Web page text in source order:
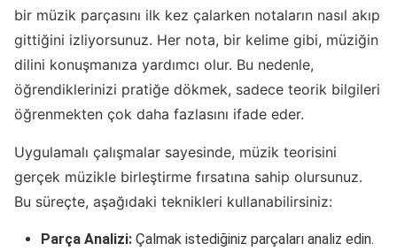
bir müzik parçasını ilk kez çalarken notaların nasıl akıp
gittiğini izliyorsunuz. Her nota, bir kelime gibi, müziğin
dilini konuşmanıza yardımcı olur. Bu nedenle,
öğrendiklerinizi pratiğe dökmek, sadece teorik bilgileri
öğrenmekten çok daha fazlasını ifade eder.
Uygulamalı çalışmalar sayesinde, müzik teorisini
gerçek müzikle birleştirme fırsatına sahip olursunuz.
Bu süreçte, aşağıdaki teknikleri kullanabilirsiniz:
Parça Analizi: Çalmak istediğiniz parçaları analiz edin.